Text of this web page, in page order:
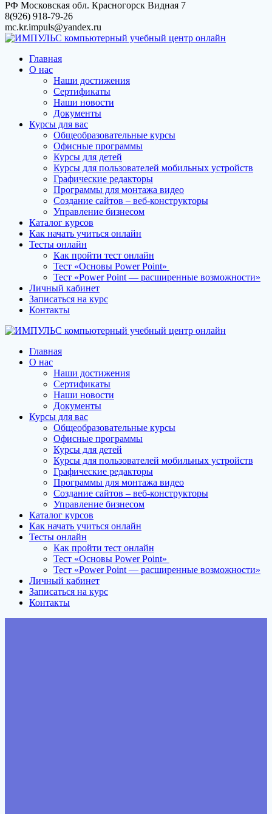
Перейти
к
контенту
РФ Московская обл. Красногорск Видная 7
8(926) 918-79-26
mc.kr.impuls@yandex.ru
Главная
О нас
Наши достижения
Сертификаты
Наши новости
Документы
Курсы для вас
Общеобразовательные курсы
Офисные программы
Курсы для детей
Курсы для пользователей мобильных устройств
Графические редакторы
Программы для монтажа видео
Создание сайтов – веб-конструкторы
Управление бизнесом
Каталог курсов
Как начать учиться онлайн
Тесты онлайн
Как пройти тест онлайн
Тест «Основы Power Point»
Тест «Power Point — расширенные возможности»
Личный кабинет
Записаться на курс
Контакты
Главная
О нас
Наши достижения
Сертификаты
Наши новости
Документы
Курсы для вас
Общеобразовательные курсы
Офисные программы
Курсы для детей
Курсы для пользователей мобильных устройств
Графические редакторы
Программы для монтажа видео
Создание сайтов – веб-конструкторы
Управление бизнесом
Каталог курсов
Как начать учиться онлайн
Тесты онлайн
Как пройти тест онлайн
Тест «Основы Power Point»
Тест «Power Point — расширенные возможности»
Личный кабинет
Записаться на курс
Контакты